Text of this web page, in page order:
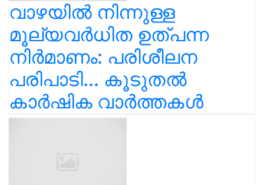
വാഴയിൽ നിന്നുള്ള
മൂല്യവർധിത ഉത്പന്ന
നിർമാണം: പരിശീലന
പരിപാടി... കൂടുതൽ
കാർഷിക വാർത്തകൾ